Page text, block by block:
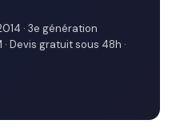
· 3e génération
Devis gratuit sous 48h ·